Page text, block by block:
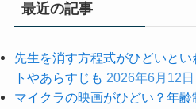
最近の記事
先生を消す方程式がひどいと
トやあらすじも 2026年6月12日
マイクラの映画がひどい？年